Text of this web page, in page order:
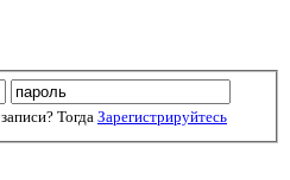
Тогда Зарегистрируйтесь